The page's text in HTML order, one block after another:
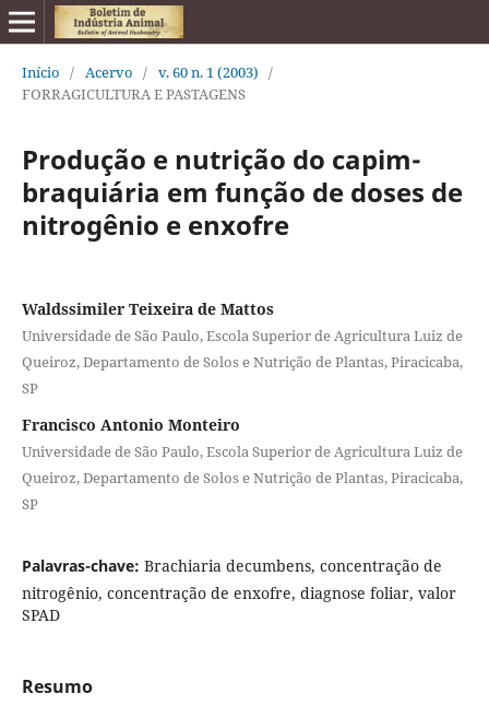
Início / Acervo / v. 60 n. 1 (2003) /
FORRAGICULTURA E PASTAGENS
Produção e nutrição do capim-
braquiária em função de doses de
nitrogênio e enxofre
Waldssimiler Teixeira de Mattos
Universidade de São Paulo, Escola Superior de Agricultura Luiz de
Queiroz, Departamento de Solos e Nutrição de Plantas, Piracicaba,
SP
Francisco Antonio Monteiro
Universidade de São Paulo, Escola Superior de Agricultura Luiz de
Queiroz, Departamento de Solos e Nutrição de Plantas, Piracicaba,
SP
Palavras-chave: Brachiaria decumbens, concentração de
nitrogênio, concentração de enxofre, diagnose foliar, valor
SPAD
Resumo